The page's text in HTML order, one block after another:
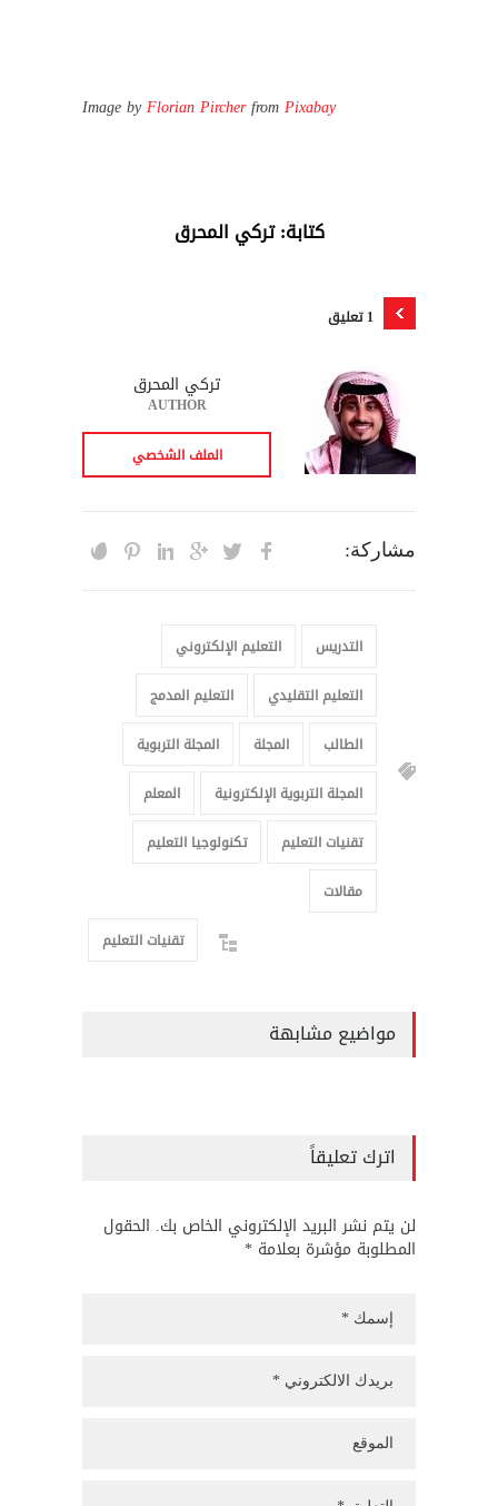
Image byFlorian PircherfromPixabay
كتابة: تركي المحرق
1 تعليق
تركي المحرق
AUTHOR
الملف الشخصي
مشاركة:
التدريس
التعليم الإلكتروني
التعليم التقليدي
التعليم المدمج
الطالب
المجلة
المجلة التربوية
المجلة التربوية الإلكترونية
المعلم
تقنيات التعليم
تكنولوجيا التعليم
مقالات
تقنيات التعليم
مواضيع مشابهة
اترك تعليقاً
لن يتم نشر البريد الإلكتروني الخاص بك. الحقول
المطلوبة مؤشرة بعلامة *